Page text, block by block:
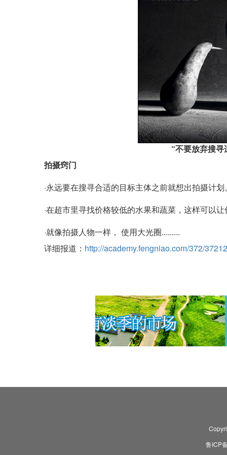
“不要放弃搜
拍摄窍门
·永远要在搜寻合适的目标主体之前就想出拍摄计划
·在超市里寻找价格较低的水果和蔬菜，这样可以
·就像拍摄人物一样， 使用大光圈.........
详细报道： http://academy.fengniao.com/372/
鲁ICP